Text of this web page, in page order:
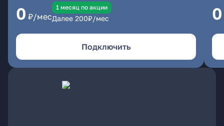
0 ₽/мес
1 месяц по акции
Далее 200₽/мес
Подключить
0